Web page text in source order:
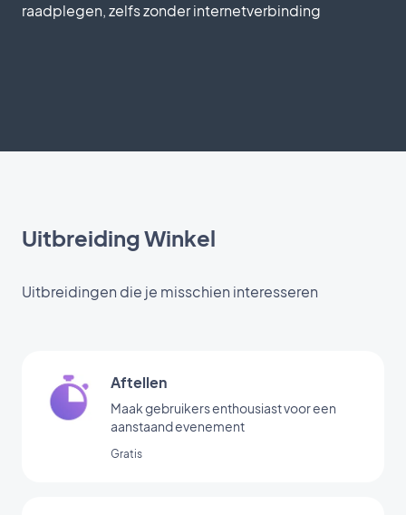
raadplegen, zelfs zonder internetverbinding
Uitbreiding Winkel
Uitbreidingen die je misschien interesseren
Aftellen
Maak gebruikers enthousiast voor een
aanstaand evenement
Gratis